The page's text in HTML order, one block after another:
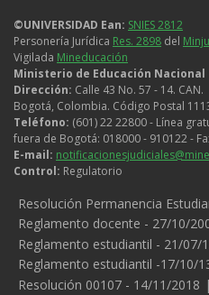
©UNIVERSIDAD Ean: SNIES 2812
Personería Jurídica Res. 2898 del
Vigilada Mineducación
Ministerio de Educación Nacional
Dirección: Calle 43 No. 57 - 14. CAN.
Bogotá, Colombia. Código Postal
Teléfono: (601) 22 22800 - Línea
fuera de Bogotá: 018000 - 910122 -
E-mail:
Control: Regulatorio
Legales
Resolución Permanencia
Reglamento docente - 27/10/
Reglamento estudiantil - 21/07/
Reglamento estudiantil -17/10/
Resolución 00107 - 14/11/2018